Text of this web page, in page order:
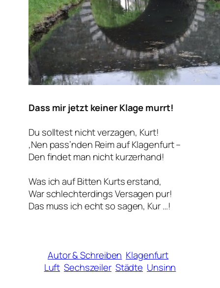
Dass mir jetzt keiner Klage murrt!
Du solltest nicht verzagen, Kurt!
‚Nen pass’nden Reim auf Klagenfurt –
Den findet man nicht kurzerhand!
Was ich auf Bitten Kurts erstand,
War schlechterdings Versagen pur!
Das muss ich echt so sagen, Kur …!
Autor & Schreiben Klagenfurt
Luft Sechszeiler Städte Unsinn